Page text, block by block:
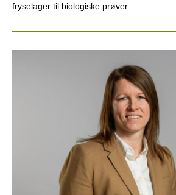
fryselager til biologiske prøver.